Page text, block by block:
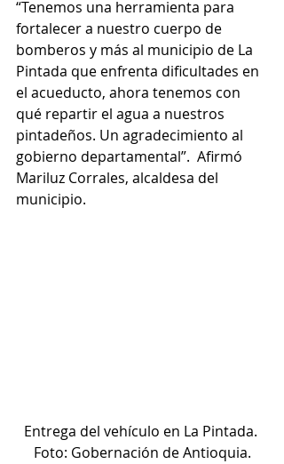
“Tenemos una herramienta para
fortalecer a nuestro cuerpo de
bomberos y más al municipio de La
Pintada que enfrenta dificultades en
el acueducto, ahora tenemos con
qué repartir el agua a nuestros
pintadeños. Un agradecimiento al
gobierno departamental”.  Afirmó
Mariluz Corrales, alcaldesa del
municipio.
Entrega del vehículo en La Pintada.
Foto: Gobernación de Antioquia.